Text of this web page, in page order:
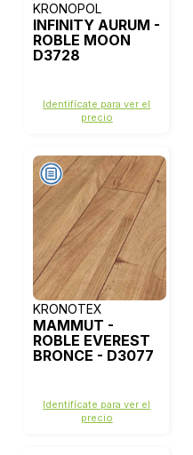
KRONOPOL
INFINITY AURUM -
ROBLE MOON
D3728
Identifícate para ver el
precio
KRONOTEX
MAMMUT -
ROBLE EVEREST
BRONCE - D3077
Identifícate para ver el
precio